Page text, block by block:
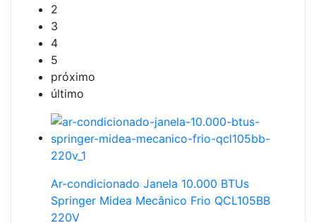
2
3
4
5
próximo
último
Ar-condicionado Janela 10.000 BTUs
Springer Midea Mecânico Frio QCL105BB
220V